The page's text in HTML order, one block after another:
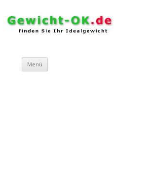
Menü Zum Inhalt springen